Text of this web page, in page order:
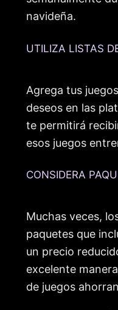
navideña.
UTILIZA LISTAS
Agrega tus
deseos en las
te permitirá
esos juegos
CONSIDERA
Muchas veces,
paquetes que
un precio
excelente
de juegos